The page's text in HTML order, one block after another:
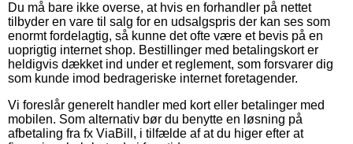
Du må bare ikke overse, at hvis en forhandler på nettet
tilbyder en vare til salg for en udsalgspris der kan ses som
enormt fordelagtig, så kunne det ofte være et bevis på en
uoprigtig internet shop. Bestillinger med betalingskort er
heldigvis dækket ind under et reglement, som forsvarer dig
som kunde imod bedrageriske internet foretagender.
Vi foreslår generelt handler med kort eller betalinger med
mobilen. Som alternativ bør du benytte en løsning på
afbetaling fra fx ViaBill, i tilfælde af at du higer efter at